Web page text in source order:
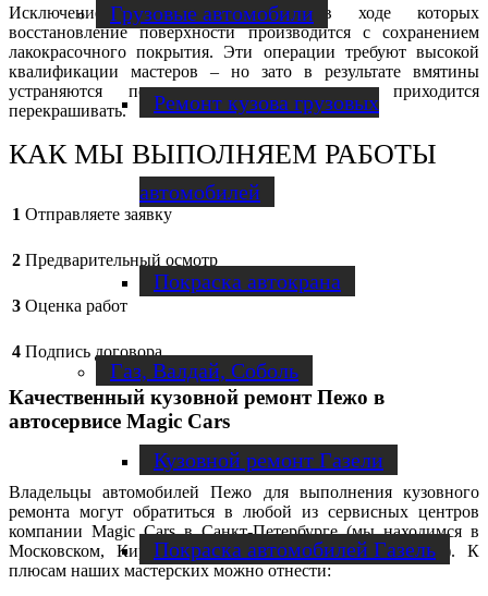
Грузовые автомобили
Ремонт кузова грузовых
автомобилей
Покраска автокрана
Газ, Валдай, Соболь
Кузовной ремонт Газели
Покраска автомобилей Газель
Исключение составляют работы, в ходе которых
восстановление поверхности производится с сохранением
лакокрасочного покрытия. Эти операции требуют высокой
квалификации мастеров – но зато в результате вмятины
устраняются полностью, и деталь не приходится
перекрашивать.
КАК МЫ ВЫПОЛНЯЕМ РАБОТЫ
1 Отправляете заявку
2 Предварительный осмотр
3 Оценка работ
4 Подпись договора
Качественный кузовной ремонт Пежо в
автосервисе Magic Cars
Владельцы автомобилей Пежо для выполнения кузовного
ремонта могут обратиться в любой из сервисных центров
компании Magic Cars в Санкт-Петербурге (мы находимся в
Московском, Кировском или Красносельском районах). К
плюсам наших мастерских можно отнести: